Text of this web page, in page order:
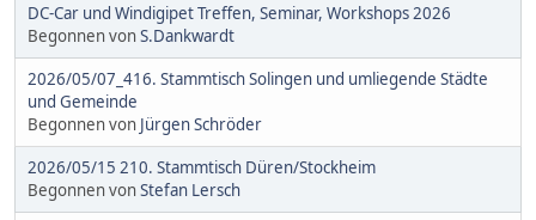
DC-Car und Windigipet Treffen, Seminar, Workshops 2026
Begonnen vonS.Dankwardt
2026/05/07_416. Stammtisch Solingen und umliegende Städte
und Gemeinde
Begonnen von Jürgen Schröder
2026/05/15 210. Stammtisch Düren/Stockheim
Begonnen vonStefan Lersch